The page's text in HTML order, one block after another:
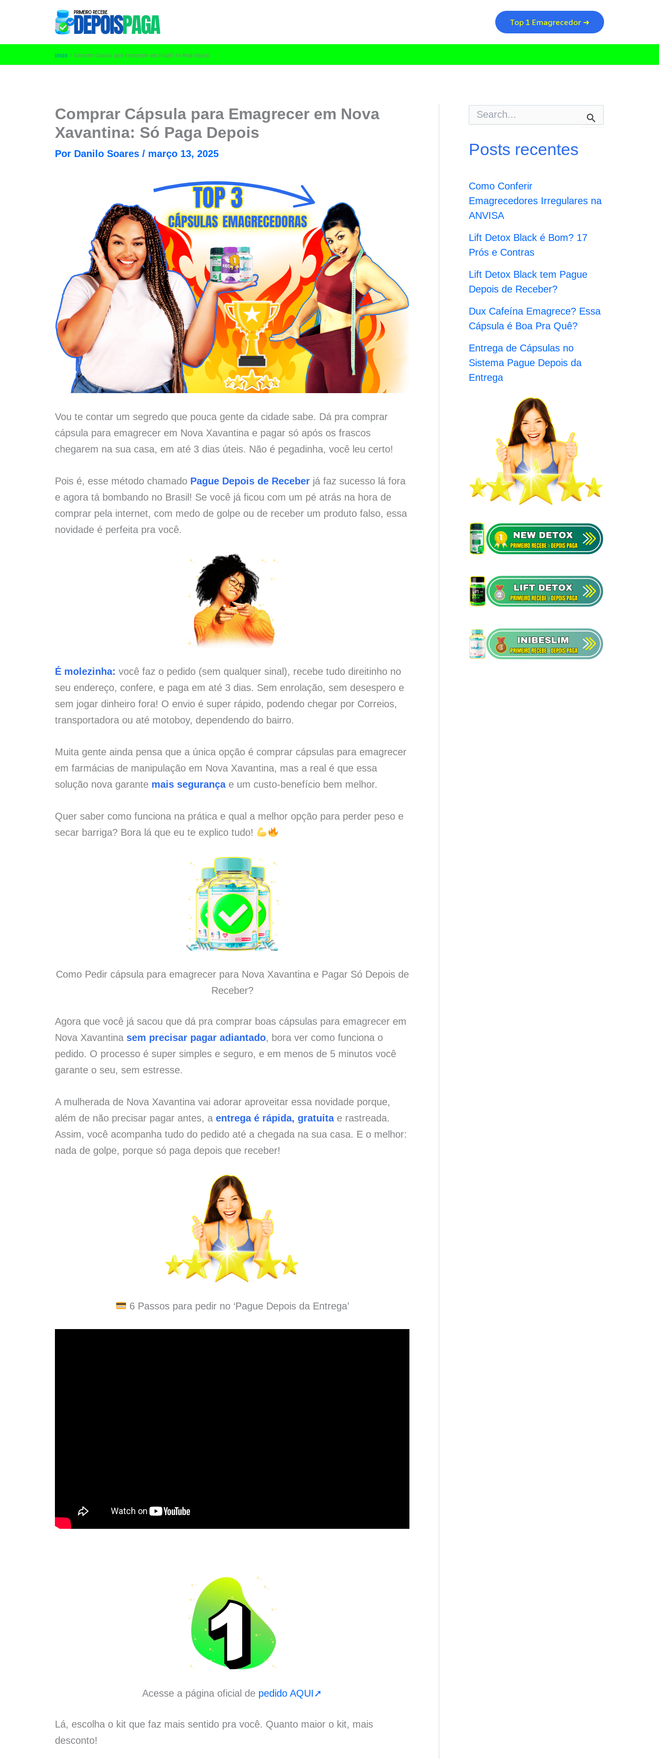
Top 1 Emagrecedor ➜
Início Comprar Cápsula para Emagrecer em [local]: Só Paga Depois
Comprar Cápsula para Emagrecer em Nova
Xavantina: Só Paga Depois
Por Danilo Soares / março 13, 2025
Vou te contar um segredo que pouca gente da cidade sabe. Dá pra comprar
cápsula para emagrecer em Nova Xavantina e pagar só após os frascos
chegarem na sua casa, em até 3 dias úteis. Não é pegadinha, você leu certo!
Pois é, esse método chamado Pague Depois de Receber já faz sucesso lá fora
e agora tá bombando no Brasil! Se você já ficou com um pé atrás na hora de
comprar pela internet, com medo de golpe ou de receber um produto falso, essa
novidade é perfeita pra você.
É molezinha: você faz o pedido (sem qualquer sinal), recebe tudo direitinho no
seu endereço, confere, e paga em até 3 dias. Sem enrolação, sem desespero e
sem jogar dinheiro fora! O envio é super rápido, podendo chegar por Correios,
transportadora ou até motoboy, dependendo do bairro.
Muita gente ainda pensa que a única opção é comprar cápsulas para emagrecer
em farmácias de manipulação em Nova Xavantina, mas a real é que essa
solução nova garante mais segurançae um custo-benefício bem melhor.
Quer saber como funciona na prática e qual a melhor opção para perder peso e
secar barriga? Bora lá que eu te explico tudo!
Como Pedir cápsula para emagrecer para Nova Xavantina e Pagar Só Depois de
Receber?
Agora que você já sacou que dá pra comprar boas cápsulas para emagrecer em
Nova Xavantina sem precisar pagar adiantado, bora ver como funciona o
pedido. O processo é super simples e seguro, e em menos de 5 minutos você
garante o seu, sem estresse.
A mulherada de Nova Xavantina vai adorar aproveitar essa novidade porque,
além de não precisar pagar antes, a entrega é rápida, gratuitae rastreada.
Assim, você acompanha tudo do pedido até a chegada na sua casa. E o melhor:
nada de golpe, porque só paga depois que receber!
6 Passos para pedir no ‘Pague Depois da Entrega’
Acesse a página oficial de pedido AQUI➚
Lá, escolha o kit que faz mais sentido pra você. Quanto maior o kit, mais
desconto!
u
r
p
r
Posts recentes
Como Conferir
Emagrecedores Irregulares na
ANVISA
Lift Detox Black é Bom? 17
Prós e Contras
Lift Detox Black tem Pague
Depois de Receber?
Dux Cafeína Emagrece? Essa
Cápsula é Boa Pra Quê?
Entrega de Cápsulas no
Sistema Pague Depois da
Entrega